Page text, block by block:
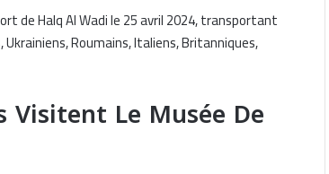
de Halq Al Wadi le 25 avril 2024, transportant
Roumains, Italiens, Britanniques,
Visitent Le Musée De